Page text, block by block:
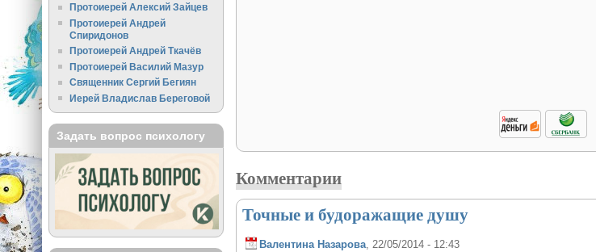
Комментарии
Точные и будоражащие душу
Валентина Назарова, 22/05/2014 - 12:43
Протоиерей Алексий Зайцев
Протоиерей Андрей
Спиридонов
Протоиерей Андрей Ткачёв
Протоиерей Василий Мазур
Священник Сергий Бегиян
Иерей Владислав Береговой
Задать вопрос психологу